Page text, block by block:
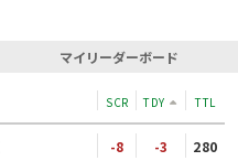
マイリーダーボード
SCR TDY TTL
-8 -3 280